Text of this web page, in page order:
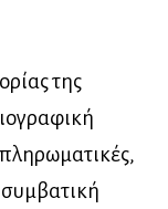
της
συμβατική